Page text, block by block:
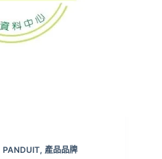
PANDUIT, 產品品牌